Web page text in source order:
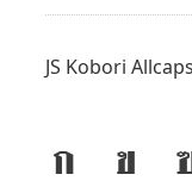
หลายรอบหลายเว
ที่มาข้อมูล : กำเนิดฟ
JS Kobori
ก ข